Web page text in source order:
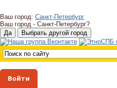
Ваш город: Санкт-Петербург
Ваш город - Санкт-Петербург?
Войти